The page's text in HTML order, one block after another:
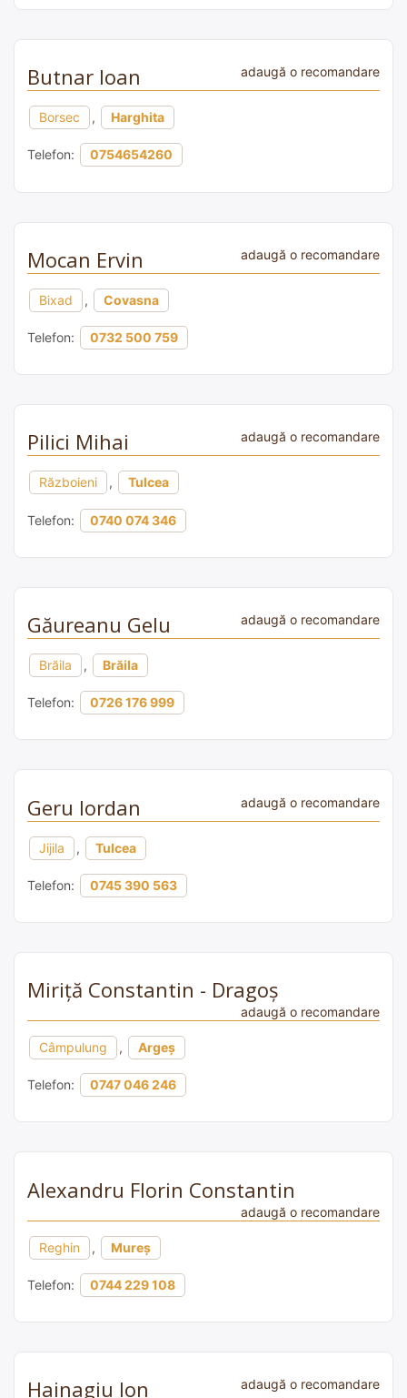
Butnar Ioan adaugă o recomandare
Borsec , Harghita
Telefon: 0754654260
Mocan Ervin adaugă o recomandare
Bixad , Covasna
Telefon: 0732 500 759
Pilici Mihai adaugă o recomandare
Războieni , Tulcea
Telefon: 0740 074 346
Găureanu Gelu adaugă o recomandare
Brăila , Brăila
Telefon: 0726 176 999
Geru Iordan adaugă o recomandare
Jijila , Tulcea
Telefon: 0745 390 563
Miriță Constantin - Dragoș
adaugă o recomandare
Câmpulung , Argeș
Telefon: 0747 046 246
Alexandru Florin Constantin
adaugă o recomandare
Reghin , Mureș
Telefon: 0744 229 108
Hainagiu Ion adaugă o recomandare